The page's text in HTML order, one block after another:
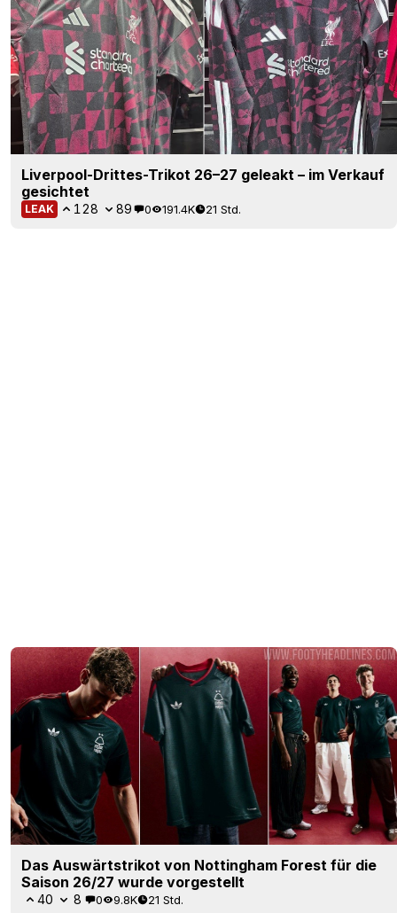
Liverpool-Drittes-Trikot 26–27 geleakt – im Verkauf
gesichtet
LEAK 128 89 0 191.4K 21 Std.
Das Auswärtstrikot von Nottingham Forest für die
Saison 26/27 wurde vorgestellt
40 8 0 9.8K 21 Std.